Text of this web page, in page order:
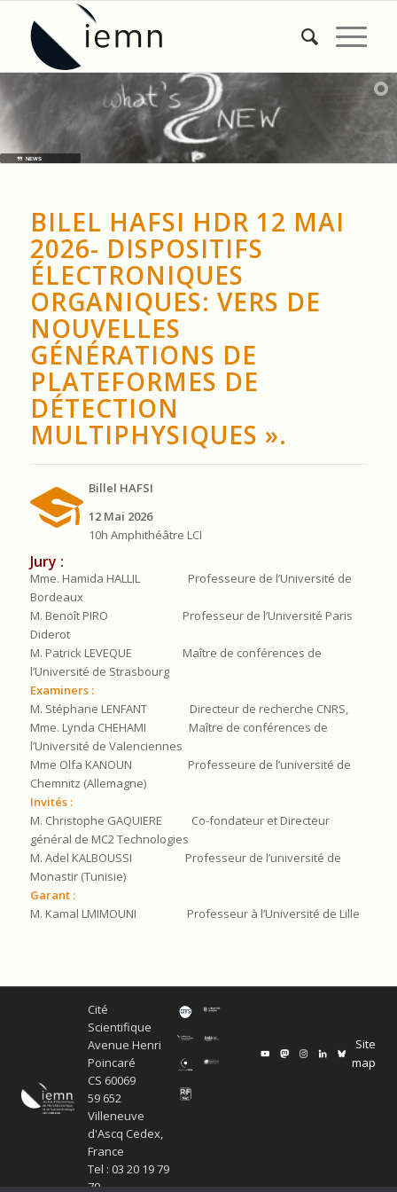
NEWS
BILEL HAFSI HDR 12 MAI
2026- DISPOSITIFS
ÉLECTRONIQUES
ORGANIQUES: VERS DE
NOUVELLES
GÉNÉRATIONS DE
PLATEFORMES DE
DÉTECTION
MULTIPHYSIQUES ».
Billel HAFSI
12 Mai 2026
10h Amphithéâtre LCI
Jury :
Mme. Hamida HALLIL Professeure de l’Université de
Bordeaux
M. Benoît PIRO Professeur de l’Université Paris
Diderot
M. Patrick LEVEQUE Maître de conférences de
l’Université de Strasbourg
Examiners :
M. Stéphane LENFANT Directeur de recherche CNRS,
Mme. Lynda CHEHAMI Maître de conférences de
l’Université de Valenciennes
Mme Olfa KANOUN Professeure de l’université de
Chemnitz (Allemagne)
Invités :
M. Christophe GAQUIERE Co-fondateur et Directeur
général de MC2 Technologies
M. Adel KALBOUSSI Professeur de l’université de
Monastir (Tunisie)
Garant :
M. Kamal LMIMOUNI Professeur à l’Université de Lille
Cité
Scientifique
Avenue Henri
Poincaré
CS 60069
59 652
Villeneuve
d'Ascq Cedex,
France
Tel : 03 20 19 79
79
Site
map